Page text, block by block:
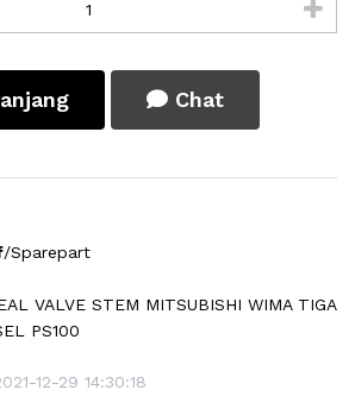
Chat
/Sparepart
VALVE STEM MITSUBISHI WIMA TIGA
PS100
12-29 14:30:18